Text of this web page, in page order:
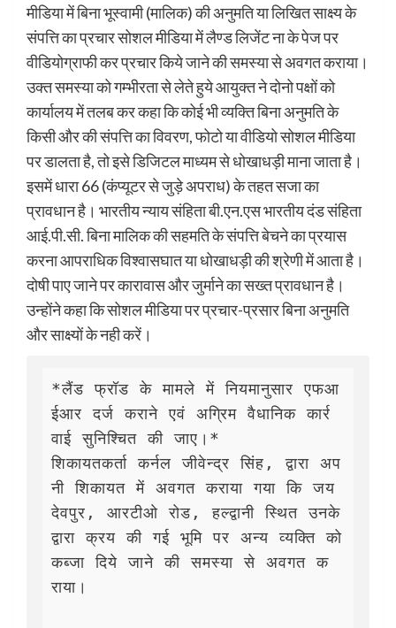
मीडिया में बिना भूस्वामी (मालिक) की अनुमति या लिखित साक्ष्य के
संपत्ति का प्रचार सोशल मीडिया में लैण्ड लिजेंट ना के पेज पर
वीडियोग्राफी कर प्रचार किये जाने की समस्या से अवगत कराया।
उक्त समस्या को गम्भीरता से लेते हुये आयुक्त ने दोनो पक्षों को
कार्यालय में तलब कर कहा कि कोई भी व्यक्ति बिना अनुमति के
किसी और की संपत्ति का विवरण, फोटो या वीडियो सोशल मीडिया
पर डालता है, तो इसे डिजिटल माध्यम से धोखाधड़ी माना जाता है।
इसमें धारा 66 (कंप्यूटर से जुड़े अपराध) के तहत सजा का
प्रावधान है। भारतीय न्याय संहिता बी.एन.एस भारतीय दंड संहिता
आई.पी.सी. बिना मालिक की सहमति के संपत्ति बेचने का प्रयास
करना आपराधिक विश्वासघात या धोखाधड़ी की श्रेणी में आता है।
दोषी पाए जाने पर कारावास और जुर्माने का सख्त प्रावधान है।
उन्होंने कहा कि सोशल मीडिया पर प्रचार-प्रसार बिना अनुमति
और साक्ष्यों के नही करें।
*लैंड फ्रॉड के मामले में नियमानुसार एफआ
ईआर दर्ज कराने एवं अग्रिम वैधानिक कार्र
वाई सुनिश्चित की जाए।*
शिकायतकर्ता कर्नल जीवेन्द्र सिंह, द्वारा अप
नी शिकायत में अवगत कराया गया कि जय
देवपुर, आरटीओ रोड, हल्द्वानी स्थित उनके
द्वारा क्रय की गई भूमि पर अन्य व्यक्ति को
कब्जा दिये जाने की समस्या से अवगत क
राया।